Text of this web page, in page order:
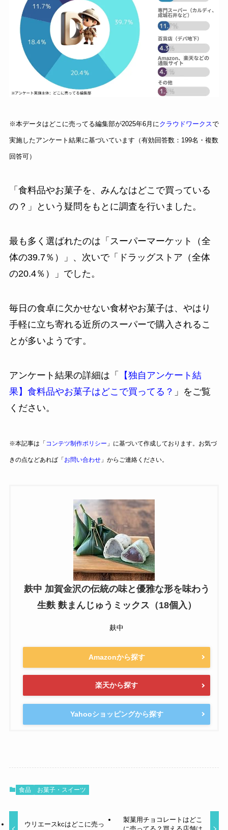
※本データはどこに売ってる編集部が2025年6月にクラウドワークスで
実施したアンケート結果に基づいています（有効回答数：199名・複数
回答可）
「食料品やお菓子を、みんなはどこで買っている
の？」という疑問をもとに調査を行いました。
最も多く選ばれたのは「スーパーマーケット（全
体の39.7％）」、次いで「ドラッグストア（全体
の20.4％）」でした。
毎日の食卓に欠かせない食材やお菓子は、やはり
手軽に立ち寄れる近所のスーパーで購入されるこ
とが多いようです。
アンケート結果の詳細は「
【独自アンケート結
果】食料品やお菓子はどこで買ってる？ 」をご覧
ください。
※本記事は「 コンテツ制作ポリシー 」に基づいて作成しております。お気づ
きの点などあれば「お問い合わせ」からご連絡ください。
麸中 加賀金沢の伝統の味と優雅な形を味わう
生麩 麩まんじゅうミックス（18個入）
麸中
Amazonから探す
楽天から探す
Yahooショッピングから探す
食品 お菓子・スイーツ
ウリエースkcはどこに売っ
製菓用チョコレートはどこ